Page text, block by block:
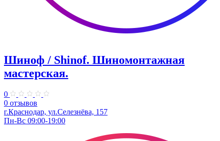
Шиноф / Shinof. Шиномонтажная
мастерская.
0
0 отзывов
г.Краснодар, ул.Селезнёва, 157
Пн-Вс 09:00-19:00